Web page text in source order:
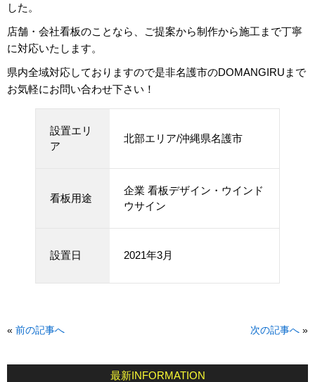
した。
店舗・会社看板のことなら、ご提案から制作から施工まで丁寧
に対応いたします。
県内全域対応しておりますので是非名護市のDOMANGIRUまで
お気軽にお問い合わせ下さい！
設置エリ
ア
北部エリア/沖縄県名護市
看板用途
企業 看板デザイン・ウインド
ウサイン
設置日 2021年3月
« 前の記事へ 次の記事へ »
最新INFORMATION